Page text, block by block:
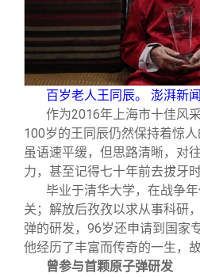
西南联大校友会
义工计划
新媒体平台
青春风采
校友文苑
校友讲坛
校友视界
信息化服务
三创大赛
实用信息
总会简介
会长致辞
总会章程
理事会名单
制度法规
关闭
百岁老人王同辰。 澎湃新
作为2016年上海市十佳风
100岁的王同辰仍然保持着惊
虽语速平缓，但思路清晰，对
力，甚至记得七十年前去拔牙
毕业于清华大学，在战争
关；解放后孜孜以求从事科研
弹的研发，96岁还申请到国家
他经历了丰富而传奇的一生，
曾参与首颗原子弹研发